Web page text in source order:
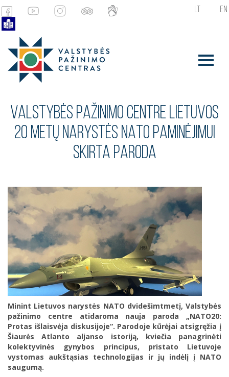
LT EN
VALSTYBĖS PAŽINIMO CENTRE LIETUVOS
20 METŲ NARYSTĖS NATO PAMINĖJIMUI
SKIRTA PARODA
Minint Lietuvos narystės NATO dvidešimtmetį, Valstybės
pažinimo centre atidaroma nauja paroda „NATO20:
Protas išlaisvėja diskusijoje“. Parodoje kūrėjai atsigręžia į
Šiaurės Atlanto aljanso istoriją, kviečia panagrinėti
kolektyvinės gynybos principus, pristato Lietuvoje
vystomas aukštąsias technologijas ir jų indėlį į NATO
saugumą.